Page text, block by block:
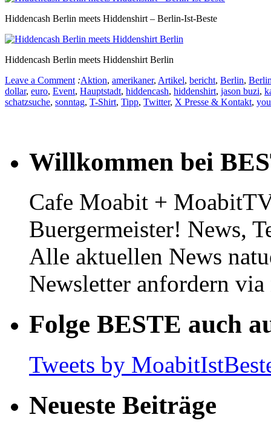
Hiddencash Berlin meets Hiddenshirt – Berlin-Ist-Beste
Hiddencash Berlin meets Hiddenshirt Berlin
Leave a Comment :Aktion, amerikaner, Artikel, bericht, Berlin,
dollar, euro, Event, Hauptstadt, hiddencash, hiddenshirt, jason buzi,
schatzsuche, sonntag, T-Shirt, Tipp, Twitter, X Presse & Kontakt,
Willkommen bei
Cafe Moabit +
Buergermeister! News,
Alle aktuellen News
Newsletter anfordern
Folge BESTE auch
Tweets by
Neueste Beiträge